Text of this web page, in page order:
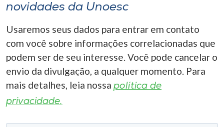
novidades da Unoesc
Usaremos seus dados para entrar em contato
com você sobre informações correlacionadas que
podem ser de seu interesse. Você pode cancelar o
envio da divulgação, a qualquer momento. Para
mais detalhes, leia nossa política de
privacidade.